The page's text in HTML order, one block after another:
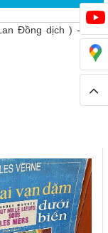
Đồng dịch ) - NXB